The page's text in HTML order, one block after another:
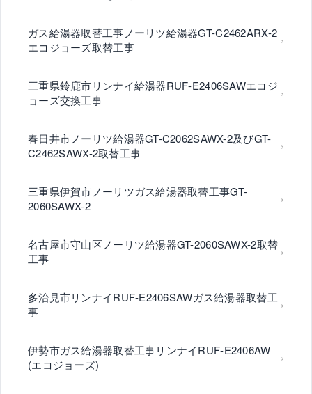
ガス給湯器取替工事ノーリツ給湯器GT-C2462ARX-2
エコジョーズ取替工事
三重県鈴鹿市リンナイ給湯器RUF-E2406SAWエコジ
ョーズ交換工事
春日井市ノーリツ給湯器GT-C2062SAWX-2及びGT-
C2462SAWX-2取替工事
三重県伊賀市ノーリツガス給湯器取替工事GT-
2060SAWX-2
名古屋市守山区ノーリツ給湯器GT-2060SAWX-2取替
工事
多治見市リンナイRUF-E2406SAWガス給湯器取替工
事
伊勢市ガス給湯器取替工事リンナイRUF-E2406AW
(エコジョーズ)